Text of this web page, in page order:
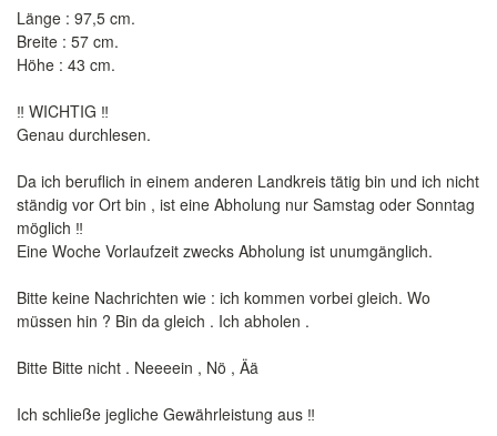
Länge : 97,5 cm.
Breite : 57 cm.
Höhe : 43 cm.
‼️ WICHTIG ‼️
Genau durchlesen.
Da ich beruflich in einem anderen Landkreis tätig bin und ich nicht
ständig vor Ort bin , ist eine Abholung nur Samstag oder Sonntag
möglich ‼️
Eine Woche Vorlaufzeit zwecks Abholung ist unumgänglich.
Bitte keine Nachrichten wie : ich kommen vorbei gleich. Wo
müssen hin ? Bin da gleich . Ich abholen .
Bitte Bitte nicht . Neeeein , Nö , Ää
Ich schließe jegliche Gewährleistung aus ‼️